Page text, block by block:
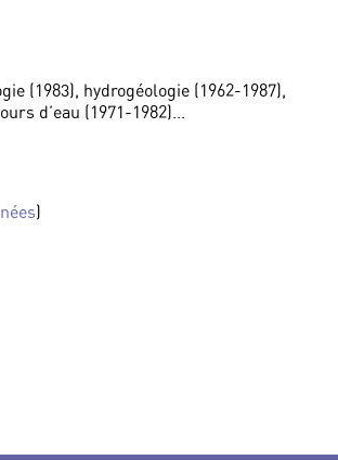
(1983), hydrogéologie (1962-1987),
d’eau (1971-1982)...
)